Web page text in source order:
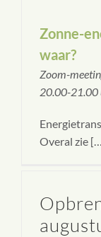
Zonne-
waar?
Zoom-
20.00-21.00
Overal zie